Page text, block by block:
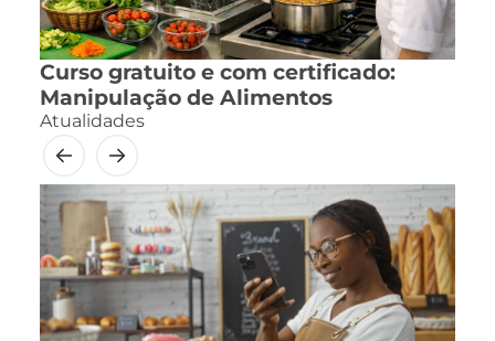
Curso gratuito e com certificado:
Manipulação de Alimentos
Atualidades